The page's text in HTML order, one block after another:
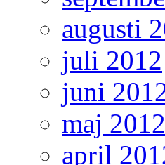
augusti
juli 2012
juni
maj 2012
april